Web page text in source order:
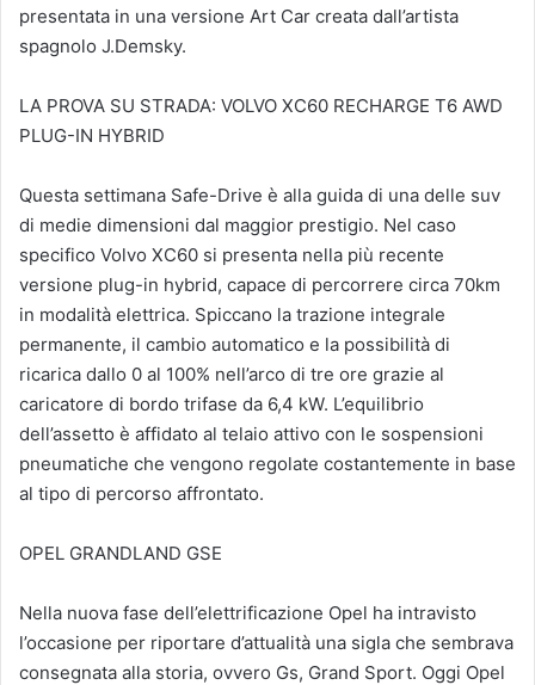
presentata in una versione Art Car creata dall’artista
spagnolo J.Demsky.
LA PROVA SU STRADA: VOLVO XC60 RECHARGE T6 AWD
PLUG-IN HYBRID
Questa settimana Safe-Drive è alla guida di una delle suv
di medie dimensioni dal maggior prestigio. Nel caso
specifico Volvo XC60 si presenta nella più recente
versione plug-in hybrid, capace di percorrere circa 70km
in modalità elettrica. Spiccano la trazione integrale
permanente, il cambio automatico e la possibilità di
ricarica dallo 0 al 100% nell’arco di tre ore grazie al
caricatore di bordo trifase da 6,4 kW. L’equilibrio
dell’assetto è affidato al telaio attivo con le sospensioni
pneumatiche che vengono regolate costantemente in base
al tipo di percorso affrontato.
OPEL GRANDLAND GSE
Nella nuova fase dell’elettrificazione Opel ha intravisto
l’occasione per riportare d’attualità una sigla che sembrava
consegnata alla storia, ovvero Gs, Grand Sport. Oggi Opel